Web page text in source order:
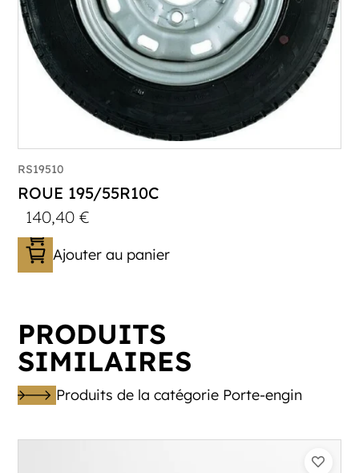
RS19510
ROUE 195/55R10C
140,40€
Ajouter au panier
PRODUITS
SIMILAIRES
Produits de la catégorie Porte-engin